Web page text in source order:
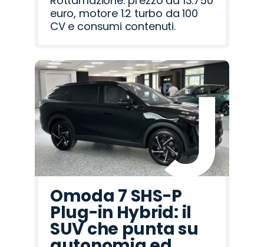
euro, motore 1.2 turbo da 100
CV e consumi contenuti.
Omoda 7 SHS-P
Plug-in Hybrid: il
SUV che punta su